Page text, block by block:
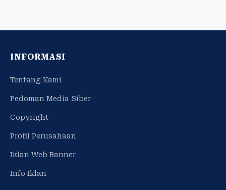
INFORMASI
Tentang Kami
Pedoman Media Siber
Copyright
Profil Perusahaan
Iklan Web Banner
Info Iklan